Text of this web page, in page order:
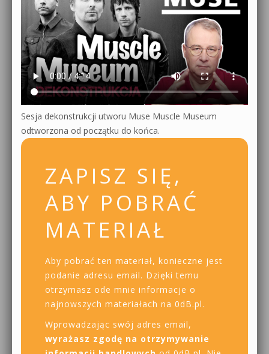
Wyszukiwanie
Sesja dekonstrukcji utworu Muse Muscle Museum
odtworzona od początku do końca.
ZAPISZ SIĘ,
ABY POBRAĆ
MATERIAŁ
Aby pobrać ten materiał, konieczne jest
podanie adresu email. Dzięki temu
otrzymasz ode mnie informacje o
najnowszych materiałach na 0dB.pl.
Wprowadzając swój adres email,
wyrażasz zgodę na otrzymywanie